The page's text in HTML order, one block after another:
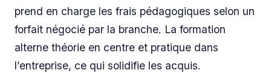
prend en charge les frais pédagogiques selon un
forfait négocié par la branche. La formation
alterne théorie en centre et pratique dans
l’entreprise, ce qui solidifie les acquis.